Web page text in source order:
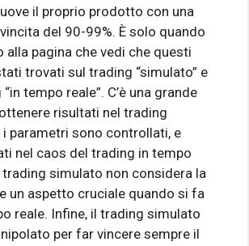
il proprio prodotto con una
del 90-99%. È solo quando
alla pagina che vedi che questi
trovati sul trading “simulato” e
tempo reale”. C’è una grande
risultati nel trading
parametri sono controllati, e
nel caos del trading in tempo
trading simulato non considera la
un aspetto cruciale quando si fa
reale. Infine, il trading simulato
per far vincere sempre il